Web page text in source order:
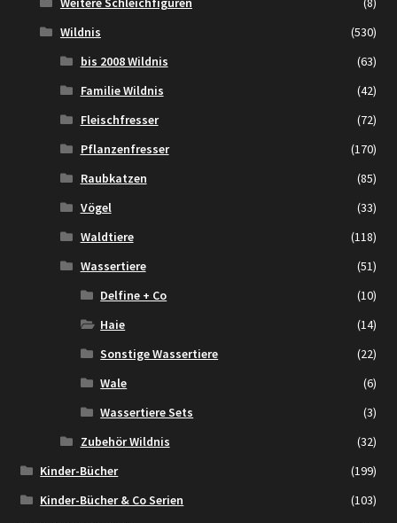
Wildnis
(530)
bis 2008 Wildnis
(63)
Familie Wildnis
(42)
Fleischfresser
(72)
Pflanzenfresser
(170)
Raubkatzen
(85)
Vögel
(33)
Waldtiere
(118)
Wassertiere
(51)
Delfine + Co
(10)
Haie
(14)
Sonstige Wassertiere
(22)
Wale
(6)
Wassertiere Sets
(3)
Zubehör Wildnis
(32)
Kinder-Bücher
(199)
Kinder-Bücher & Co Serien
(103)